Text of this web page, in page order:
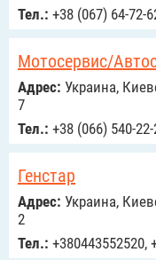
Тел.: +38 (067) 64-72-
Мотосервис/
Адрес: Украина,
7
Тел.: +38 (066) 540-
Генстар
Адрес: Украина,
2
Тел.: +380443552520,